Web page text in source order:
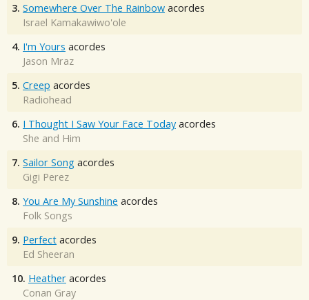
3. Somewhere Over The Rainbow acordes
Israel Kamakawiwo'ole
4. I'm Yours acordes
Jason Mraz
5. Creep acordes
Radiohead
6. I Thought I Saw Your Face Today acordes
She and Him
7. Sailor Song acordes
Gigi Perez
8. You Are My Sunshine acordes
Folk Songs
9. Perfect acordes
Ed Sheeran
10. Heather acordes
Conan Gray